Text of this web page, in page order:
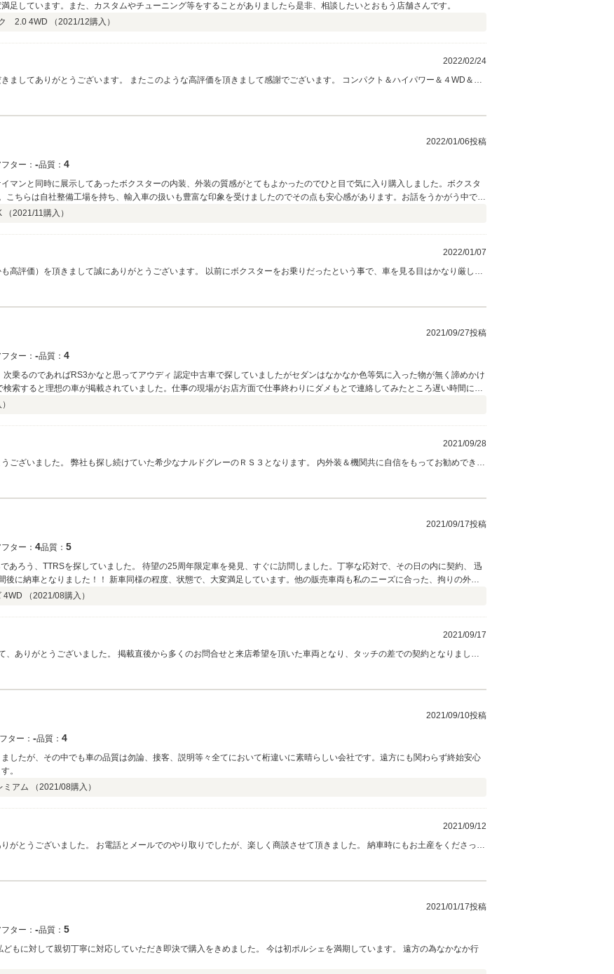
足しています。また、カスタムやチューニング等をすることがありましたら是非、相談したいとおもう店舗さんです。
2.0 4WD （2021/12購入）
2022/02/24
ましてありがとうございます。 またこのような高評価を頂きまして感謝でございます。 コンパクト＆ハイパワー＆４WD＆６
2022/01/06投稿
ター： ‐品質： 4
マンと同時に展示してあったボクスターの内装、外装の質感がとてもよかったのでひと目で気に入り購入しました。ボクスタ
こちらは自社整備工場を持ち、輸入車の扱いも豊富な印象を受けましたのでその点も安心感があります。お話をうかがう中で日
台目は現車確認をして、2台目以降は現車確認なしで購入する方もいるとのこと。丁寧な動画で確認出来ますが、それだけ信用
（2021/11購入）
2022/01/07
高評価）を頂きまして誠にありがとうございます。 以前にボクスターをお乗りだったという事で、車を見る目はかなり厳しい
2021/09/27投稿
ター： ‐品質： 4
乗るのであればRS3かなと思ってアウディ 認定中古車で探していましたがセダンはなかなか色等気に入った物が無く諦めかけ
索すると理想の車が掲載されていました。仕事の現場がお店方面で仕事終わりにダメもとで連絡してみたところ遅い時間にも
を見ると欲しいものは我慢できなかったです。その日に契約させてもらいました。
2021/09/28
ございました。 弊社も探し続けていた希少なナルドグレーのＲＳ３となります。 内外装＆機関共に自信をもってお勧めできる
2021/09/17投稿
ター： 4品質： 5
あろう、TTRSを探していました。 待望の25周年限定車を発見、すぐに訪問しました。丁寧な応対で、その日の内に契約、 迅
に納車となりました！！ 新車同様の程度、状態で、大変満足しています。他の販売車両も私のニーズに合った、拘りの外車
るお店です。
（2021/08購入）
2021/09/17
、ありがとうございました。 掲載直後から多くのお問合せと来店希望を頂いた車両となり、タッチの差での契約となりまし
2021/09/10投稿
ター： ‐品質： 4
したが、その中でも車の品質は勿論、接客、説明等々全てにおいて桁違いに素晴らしい会社です。遠方にも関わらず終始安心
。
アム （2021/08購入）
2021/09/12
談させて頂きました。 納車時にもお土産をくださった
2021/01/17投稿
ター： ‐品質： 5
もに対して親切丁寧に対応していただき即決で購入をきめました。 今は初ポルシェを満期しています。 遠方の為なかなか行